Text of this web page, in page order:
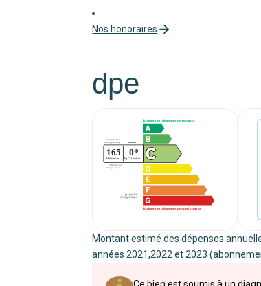
Nos honoraires
dpe
Montant estimé des dépenses
années 2021,2022 et 2023